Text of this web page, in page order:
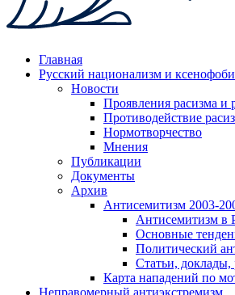
Главная
Русский национализм и
Новости
Проявления расизма и
Противодействие
Нормотворчество
Мнения
Публикации
Документы
Архив
Антисемитизм 2003-
Антисемитизм в
Основные
Политический
Статьи, доклады,
Карта нападений по